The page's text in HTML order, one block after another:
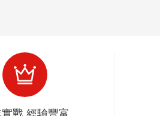
戰 經驗豐富